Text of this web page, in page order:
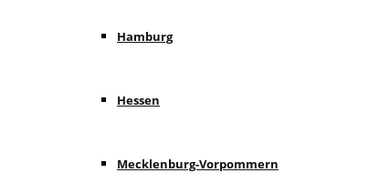
Hamburg
Hessen
Mecklenburg-Vorpommern